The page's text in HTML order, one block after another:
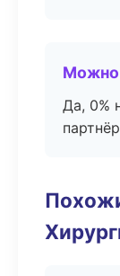
Можно
Да, 0%